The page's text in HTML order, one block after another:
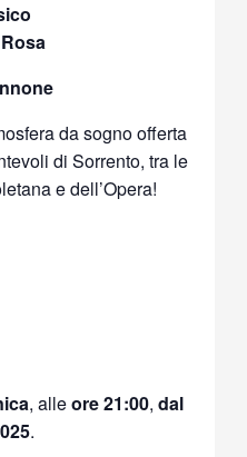
da sogno offerta
di Sorrento, tra le
e dell’Opera!
, alleore 21:00,dal
.